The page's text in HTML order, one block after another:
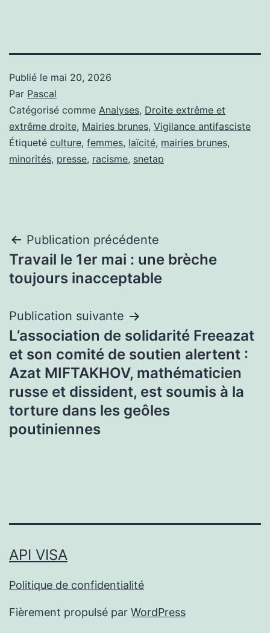
Publié le mai 20, 2026
Par Pascal
Catégorisé comme Analyses, Droite extrême et
extrême droite, Mairies brunes, Vigilance antifasciste
Étiqueté culture, femmes, laïcité, mairies brunes,
minorités, presse, racisme, snetap
Navigation
de
Publication précédente
Travail le 1er mai : une brèche
toujours inacceptable
Publication suivante
L’association de solidarité Freeazat
et son comité de soutien alertent :
Azat MIFTAKHOV, mathématicien
russe et dissident, est soumis à la
torture dans les geôles
poutiniennes
API VISA
Politique de confidentialité
Fièrement propulsé par WordPress